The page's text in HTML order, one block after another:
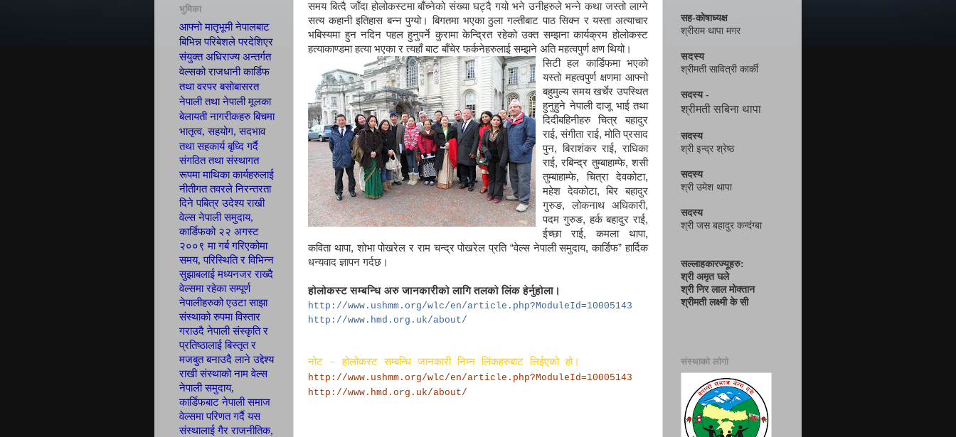
समय बित्दै जाँदा होलोकस्टमा बाँच्नेको संख्या घट्दै गयो भने उनीहरुले भन्ने कथा जस्तो लाग्ने
सत्य कहानी इतिहास बन्न पुग्यो। बिगतमा भएका ठुला गल्तीबाट पाठ सिक्न र यस्ता अत्याचार
भबिस्यमा हुन नदिन पहल हुनुपर्ने कुरामा केन्द्रित रहेको उक्त सम्झना कार्यक्रम होलोकस्ट
हत्याकाण्डमा हत्या भएका र त्यहाँ बाट बाँचेर फर्कनेहरुलाई सम्झने अति महत्वपुर्ण क्षण थियो।
सिटी हल कार्डिफमा भएको
यस्तो महत्वपुर्ण क्षणमा आफ्नो
बहुमुल्य समय खर्चेर उपस्थित
हुनुहुने नेपाली दाजू भाई तथा
दिदीबहिनीहरु चित्र बहादुर
राई, संगीता राई, मोति प्रसाद
पुन, बिराशंकर राई, राधिका
राई, रबिन्द्र तुम्बाहाम्फे, शसी
तुम्बाहाम्फे, चित्रा देवकोटा,
महेश देवकोटा, बिर बहादुर
गुरुङ, लोकनाथ अधिकारी,
पदम गुरुङ, हर्क बहादुर राई,
ईच्छा राई, कमला थापा,
कविता थापा, शोभा पोखरेल र राम चन्द्र पोखरेल प्रति “वेल्स नेपाली समुदाय, कार्डिफ” हार्दिक
धन्यवाद ज्ञापन गर्दछ।
.
होलोकस्ट सम्बन्धि अरु जानकारीको लागि तलको लिंक हेर्नुहोला।
http://www.ushmm.org/wlc/en/article.php?ModuleId=10005143
http://www.hmd.org.uk/about/
नोट – होलोकस्ट सम्बन्धि जानकारी निम्न लिंकहरुबाट लिईएको हो।
http://www.ushmm.org/wlc/en/article.php?ModuleId=10005143
http://www.hmd.org.uk/about/
भुमिका
आफ्नो मातृभूमी नेपालबाट
बिभिन्न परिबेशले परदेशिएर
संयुक्त अधिराज्य अन्तर्गत
वेल्सको राजधानी कार्डिफ
तथा वरपर बसोबासरत
नेपाली तथा नेपाली मूलका
बेलायती नागरीकहरु बिचमा
भातृत्व, सहयोग,सदभाव
तथा सहकार्य बृध्दि गर्दै
संगठित तथासंस्थागत
रूपमा माथिका कार्यहरुलाई
नीतीगत तवरले निरन्तरता
दिने पबित्र उदेश्य राखी
वेल्स नेपालीसमुदाय,
कार्डिफको २२ अगस्ट
२००९ मा गर्बगरिएकोमा
समय, परिस्थिति र विभिन्न
सुझाबलाई मध्यनजर राख्दै
वेल्समा रहेका सम्पूर्ण
नेपालीहरुको एउटा साझा
संस्थाको रुपमा विस्तार
गराउदै नेपाली संस्कृति र
प्रतिष्ठालाई बिस्तृत र
मजबुत बनाउदै लाने उद्देश्य
राखी संस्थाको नाम वेल्स
नेपाली समुदाय,
कार्डिफबाट नेपाली समाज
वेल्समा परिणतगर्दै यस
संस्थालाई गैर राजनीतिक,
सह-कोषाध्यक्ष
श्रीराम थापा मगर
सदस्य
श्रीमती सावित्री कार्की
सदस्य -
श्रीमती सबिना थापा
सदस्य
श्री इन्द्र श्रेष्ठ
सदस्य
श्री उमेश थापा
सदस्य
श्री जस बहादुर कन्दंग्बा
सल्लाहकारज्यूहरु:
श्री अमृत घले
श्री निर लाल मोक्तान
श्रीमती लक्ष्मी के सी
संस्थाको लोगो